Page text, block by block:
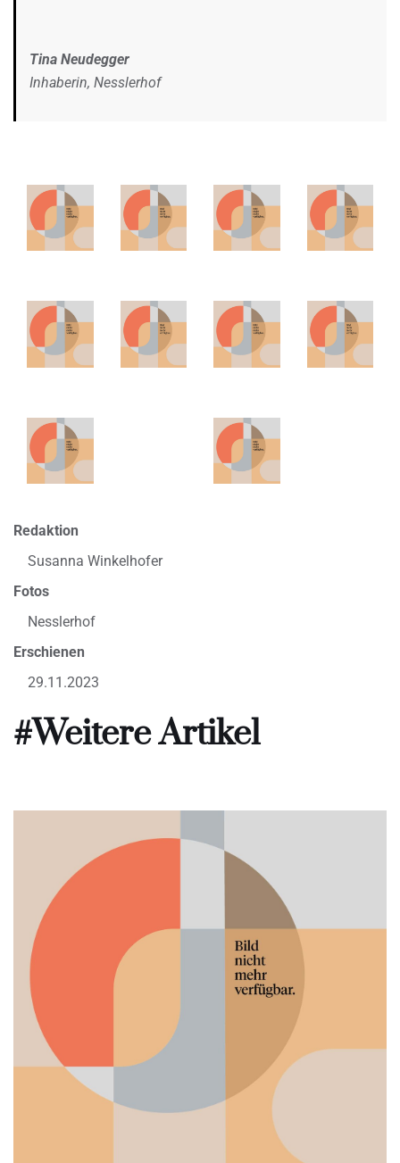
Tina Neudegger
Inhaberin, Nesslerhof
Redaktion
Susanna Winkelhofer
Fotos
Nesslerhof
Erschienen
29.11.2023
#Weitere Artikel